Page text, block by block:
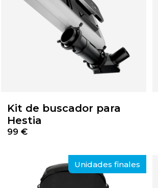
Kit de buscador para
Hestia
99 €
Unidades finales